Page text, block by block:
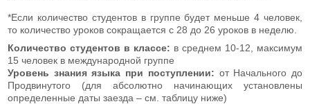
*Если количество студентов в группе будет меньше 4 человек,
то количество уроков сокращается с 28 до 26 уроков в неделю.
Количество студентов в классе: в среднем 10-12, максимум
15 человек в международной группе
Уровень знания языка при поступлении: от Начального до
Продвинутого (для абсолютно начинающих установлены
определенные даты заезда – см. таблицу ниже)